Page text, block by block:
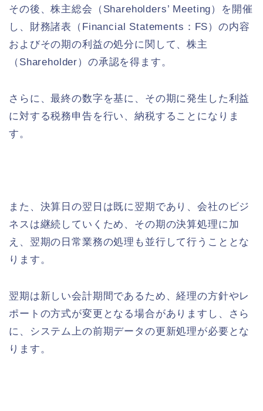
その後、株主総会（Shareholders’ Meeting）を開催
し、財務諸表（Financial Statements：FS）の内容
およびその期の利益の処分に関して、株主
（Shareholder）の承認を得ます。
さらに、最終の数字を基に、その期に発生した利益
に対する税務申告を行い、納税することになりま
す。
また、決算日の翌日は既に翌期であり、会社のビジ
ネスは継続していくため、その期の決算処理に加
え、翌期の日常業務の処理も並行して行うこととな
ります。
翌期は新しい会計期間であるため、経理の方針やレ
ポートの方式が変更となる場合がありますし、さら
に、システム上の前期データの更新処理が必要とな
ります。